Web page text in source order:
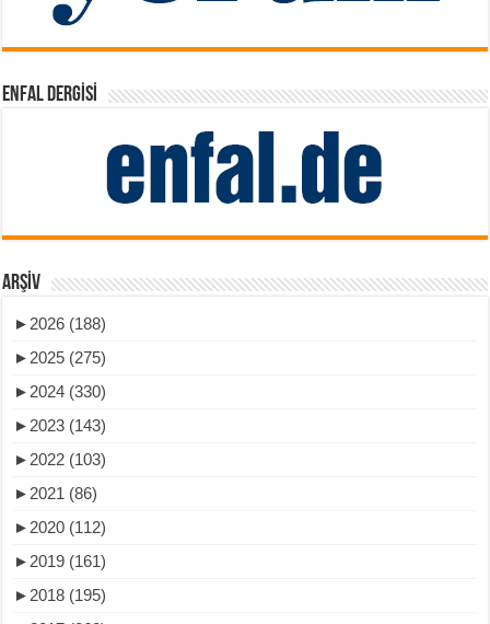
ENFAL DERGISI
ARŞIV
► 2026 (188)
► 2025 (275)
► 2024 (330)
► 2023 (143)
► 2022 (103)
► 2021 (86)
► 2020 (112)
► 2019 (161)
► 2018 (195)